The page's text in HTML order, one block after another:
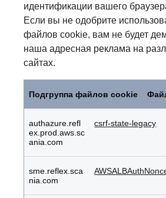
идентификации вашего
Если вы не одобрите
файлов cookie, вам не будет
наша адресная реклама на
сайтах.
cookie
Подгруппа файлов cookie
authazure.refl
ex.prod.aws.sc
ania.com
csrf-state-legacy
sme.reflex.sca
nia.com